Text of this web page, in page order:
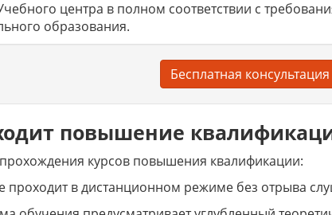
центра в полном соответствии с
образования.
Бесплатная консультация
повышение
курсов повышения квалификации:
проходит в дистанционном режиме без отрыва